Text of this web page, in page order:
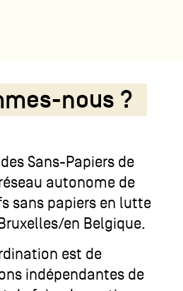
nous ?
Sans-Papiers de
autonome de
sans papiers en lutte
en Belgique.
est de
indépendantes de